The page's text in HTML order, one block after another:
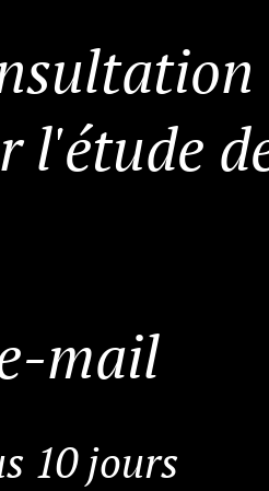
l'étude
mail
10 jours